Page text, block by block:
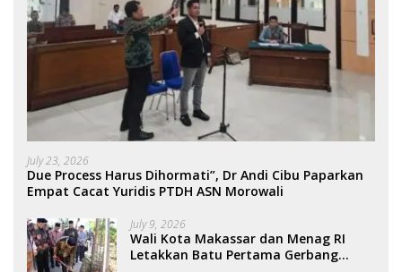
July 23, 2026
Due Process Harus Dihormati”, Dr Andi Cibu Paparkan
Empat Cacat Yuridis PTDH ASN Morowali
July 9, 2026
Wali Kota Makassar dan Menag RI
Letakkan Batu Pertama Gerbang